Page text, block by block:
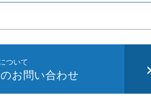
ついて
お問い合わせ